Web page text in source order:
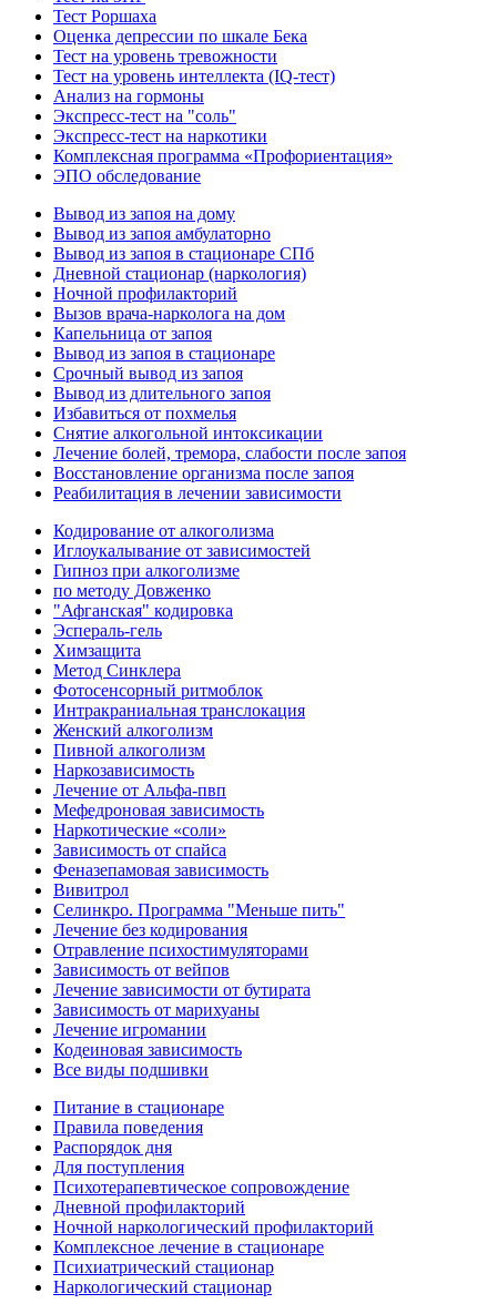
Тест Роршаха
Оценка депрессии по шкале Бека
Тест на уровень тревожности
Тест на уровень интеллекта (IQ-тест)
Анализ на гормоны
Экспресс-тест на "соль"
Экспресс-тест на наркотики
Комплексная программа «Профориентация»
ЭПО обследование
Вывод из запоя на дому
Вывод из запоя амбулаторно
Вывод из запоя в стационаре СПб
Дневной стационар (наркология)
Ночной профилакторий
Вызов врача-нарколога на дом
Капельница от запоя
Вывод из запоя в стационаре
Срочный вывод из запоя
Вывод из длительного запоя
Избавиться от похмелья
Снятие алкогольной интоксикации
Лечение болей, тремора, слабости после запоя
Восстановление организма после запоя
Реабилитация в лечении зависимости
Кодирование от алкоголизма
Иглоукалывание от зависимостей
Гипноз при алкоголизме
по методу Довженко
"Афганская" кодировка
Эспераль-гель
Химзащита
Метод Синклера
Фотосенсорный ритмоблок
Интракраниальная транслокация
Женский алкоголизм
Пивной алкоголизм
Наркозависимость
Лечение от Альфа-пвп
Мефедроновая зависимость
Наркотические «соли»
Зависимость от спайса
Феназепамовая зависимость
Вивитрол
Селинкро. Программа "Меньше пить"
Лечение без кодирования
Отравление психостимуляторами
Зависимость от вейпов
Лечение зависимости от бутирата
Зависимость от марихуаны
Лечение игромании
Кодеиновая зависимость
Все виды подшивки
Питание в стационаре
Правила поведения
Распорядок дня
Для поступления
Психотерапевтическое сопровождение
Дневной профилакторий
Ночной наркологический профилакторий
Комплексное лечение в стационаре
Психиатрический стационар
Наркологический стационар